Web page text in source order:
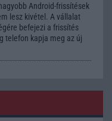
Android-frissítések
lesz kivétel. A vállalat
befejezi a frissítés
telefon kapja meg az új